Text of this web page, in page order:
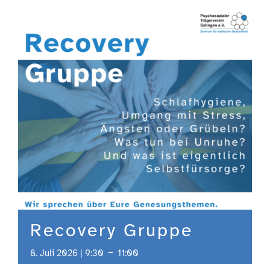
Engagement
Aktuelles
Information
Kontakt
Recovery Gruppe
8. Juli 2026 | 9:30 - 11:00